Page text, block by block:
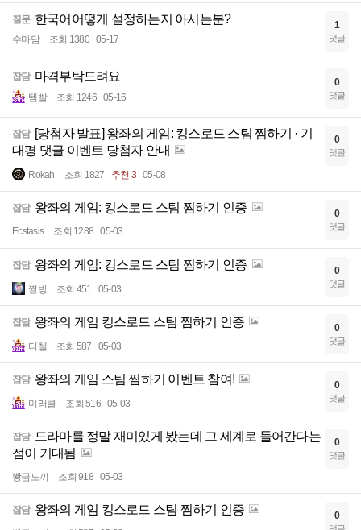
질문 한국어어떻게 설정하는지 아시는분?
수마담 조회 1380 05-17
1
댓글
잡담 마격부탁드려요
템빨 조회 1246 05-16
0
댓글
잡담 [당첨자 발표] 왕좌의 게임: 킹스로드 스팀 찜하기 · 기
대평 댓글 이벤트 당첨자 안내
Rokah 조회 1827 추천 3 05-08
0
댓글
잡담 왕좌의 게임: 킹스로드 스팀 찜하기 인증
Ecstasis 조회 1288 05-03
0
댓글
잡담 왕좌의 게임: 킹스로드 스팀 찜하기 인증
짤방 조회 451 05-03
0
댓글
잡담 왕좌의 게임 킹스로드 스팀 찜하기 인증
티첼 조회 587 05-03
0
댓글
잡담 왕좌의 게임 스팀 찜하기 이벤트 참여!
미러클 조회 516 05-03
0
댓글
잡담 드라마를 정말 재미있게 봤는데 그 세계로 들어간다는
점이 기대됨
뽱금도끼 조회 918 05-03
0
댓글
잡담 왕좌의 게임 킹스로드 스팀 찜하기 인증 0